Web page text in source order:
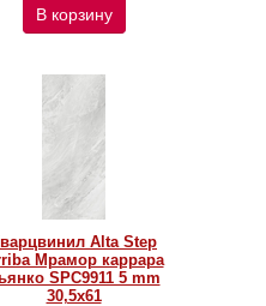
В корзину
Alta Step
Мрамор каррара
SPC9911 5 mm
30,5х61